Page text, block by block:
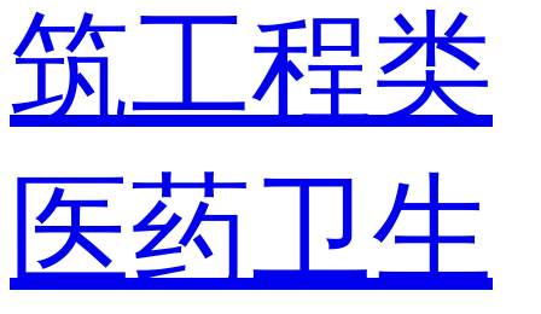
筑工程类
医药卫生